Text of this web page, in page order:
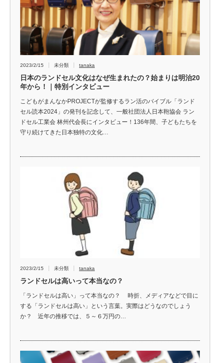
2023/2/15 未分類 tanaka
日本のランドセル文化はなぜ生まれたの？始まりは明治20
年から！｜特別インタビュー
こどもがまんなかPROJECTが監修するラン活のバイブル「ランド
セル読本2024」の発刊を記念して、一般社団法人日本鞄協会 ラン
ドセル工業会 林州代会長にインタビュー！136年間、子どもたちを
守り続けてきた日本独特の文化…
2023/2/15 未分類 tanaka
ランドセルは高いって本当なの？
「ランドセルは高い」って本当なの？ 時折、メディアなどで目に
する「ランドセルは高い」という言葉。実際はどうなのでしょう
か？ 近年の推移では、５～６万円の…